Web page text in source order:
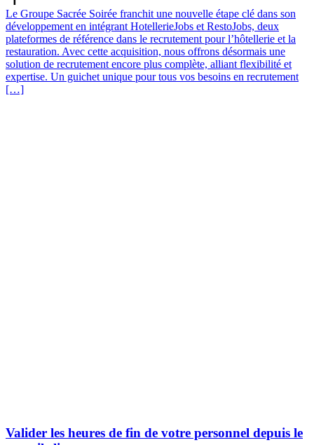
Le Groupe Sacrée Soirée franchit une nouvelle étape clé dans son
développement en intégrant HotellerieJobs et RestoJobs, deux
plateformes de référence dans le recrutement pour l’hôtellerie et la
restauration. Avec cette acquisition, nous offrons désormais une
solution de recrutement encore plus complète, alliant flexibilité et
expertise. Un guichet unique pour tous vos besoins en recrutement
[…]
Valider les heures de fin de votre personnel depuis le